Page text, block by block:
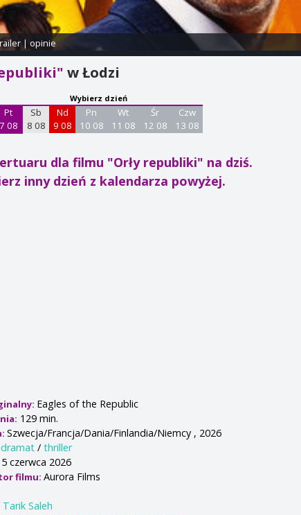
| opinie
w Łodzi
Wybierz dzień
Pt
7 08
Sb
8 08
Nd
9 08
Pn
10 08
Wt
11 08
Śr
12 08
Czw
13 08
dla filmu "Orły republiki" na dziś.
inny dzień z kalendarza powyżej.
Eagles of the Republic
129 min.
Szwecja/Francja/Dania/Finlandia/Niemcy , 2026
dramat /thriller
5 czerwca 2026
filmu:Aurora Films
Tarik Saleh